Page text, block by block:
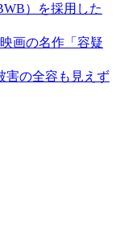
）を採用した
画の名作「容疑
害の全容も見えず